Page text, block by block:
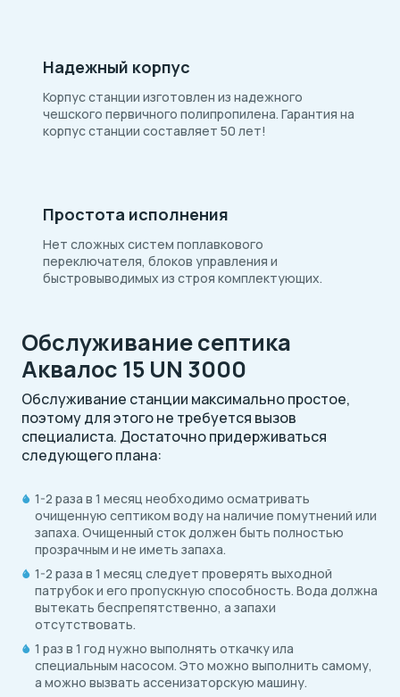
Надежный корпус
Корпус станции изготовлен из надежного
чешского первичного полипропилена. Гарантия на
корпус станции составляет 50 лет!
Простота исполнения
Нет сложных систем поплавкового
переключателя, блоков управления и
быстровыводимых из строя комплектующих.
Обслуживание септика
Аквалос 15 UN 3000
Обслуживание станции максимально простое,
поэтому для этого не требуется вызов
специалиста. Достаточно придерживаться
следующего плана:
1-2 раза в 1 месяц необходимо осматривать
очищенную септиком воду на наличие помутнений или
запаха. Очищенный сток должен быть полностью
прозрачным и не иметь запаха.
1-2 раза в 1 месяц следует проверять выходной
патрубок и его пропускную способность. Вода должна
вытекать беспрепятственно, а запахи
отсутствовать.
1 раз в 1 год нужно выполнять откачку ила
специальным насосом. Это можно выполнить самому,
а можно вызвать ассенизаторскую машину.